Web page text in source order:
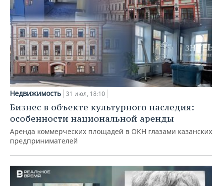
Недвижимость 31 июл, 18:10
Бизнес в объекте культурного наследия:
особенности национальной аренды
Аренда коммерческих площадей в ОКН глазами казанских
предпринимателей